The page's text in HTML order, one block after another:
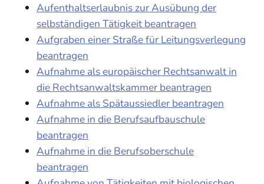
Aufenthaltserlaubnis zur Ausübung der
selbständigen Tätigkeit beantragen
Aufgraben einer Straße für Leitungsverlegung
beantragen
Aufnahme als europäischer Rechtsanwalt in
die Rechtsanwaltskammer beantragen
Aufnahme als Spätaussiedler beantragen
Aufnahme in die Berufsaufbauschule
beantragen
Aufnahme in die Berufsoberschule
beantragen